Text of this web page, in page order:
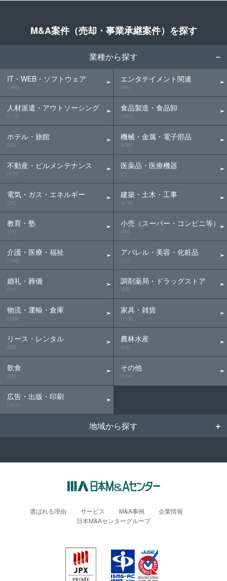
M&A案件（売却・事業承継案件）を探す
業種から探す
IT・WEB・ソフトウェア
(184)
人材派遣・アウトソーシング
(110)
ホテル・旅館
(53)
不動産・ビルメンテナンス
(115)
電気・ガス・エネルギー
(39)
教育・塾
(31)
介護・医療・福祉
(168)
婚礼・葬儀
(11)
物流・運輸・倉庫
(126)
リース・レンタル
(30)
飲食
(55)
広告・出版・印刷
(101)
エンタテイメント関連
(40)
食品製造・食品卸
(105)
機械・金属・電子部品
(438)
医薬品・医療機器
(7)
建築・土木・工事
(475)
小売（スーパー・コンビニ等）
(46)
アパレル・美容・化粧品
(71)
調剤薬局・ドラッグストア
(25)
家具・雑貨
(119)
農林水産
(43)
その他
(114)
地域から探す
選ばれる理由 サービス M&A事例
企業情報
日本M&Aセンターグループ